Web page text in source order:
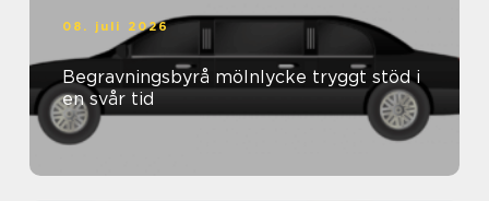
08. juli 2026
Begravningsbyrå mölnlycke tryggt stöd i
en svår tid